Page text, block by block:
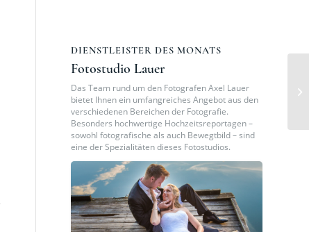
DIENSTLEISTER DES MONATS
Fotostudio Lauer
Das Team rund um den Fotografen Axel Lauer
bietet Ihnen ein umfangreiches Angebot aus den
verschiedenen Bereichen der Fotografie.
Besonders hochwertige Hochzeitsreportagen –
sowohl fotografische als auch Bewegtbild – sind
eine der Spezialitäten dieses Fotostudios.